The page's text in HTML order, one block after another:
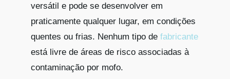
versátil e pode se desenvolver em
praticamente qualquer lugar, em condições
quentes ou frias. Nenhum tipo de fabricante
está livre de áreas de risco associadas à
contaminação por mofo.